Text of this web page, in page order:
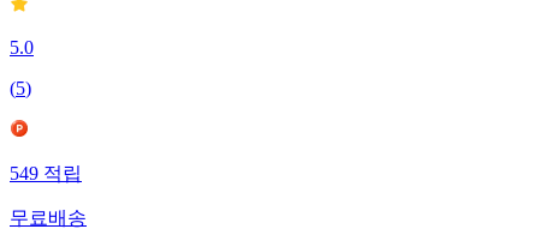
5.0
(5)
549적립
무료배송